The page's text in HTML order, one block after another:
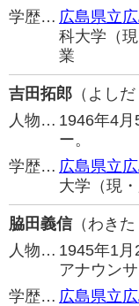
学歴… 広島県立
科大学（
業
吉田拓郎 （よし
人物… 1946年4
ー。
学歴… 広島県立
大学（現
脇田義信（わきた
人物… 1945年1月
アナウン
学歴… 広島県立